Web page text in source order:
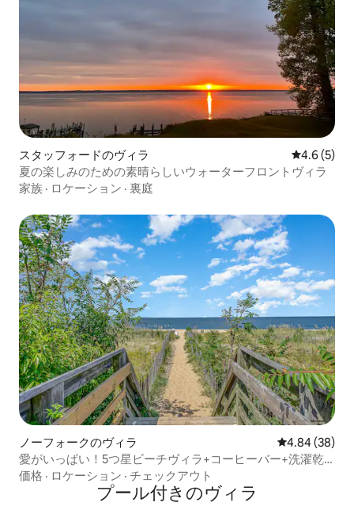
スタッフォードのヴィラ レビュー5
4.6 (5)
夏の楽しみのための素晴らしいウォーターフロントヴィラ
家族 · ロケーション · 裏庭
ノーフォークのヴィラ レビュー38
4.84 (38)
愛がいっぱい！5つ星ビーチヴィラ+コーヒーバー+洗濯乾
燥機+Wi-Fi
価格 · ロケーション · チェックアウト
プール付きのヴィラ